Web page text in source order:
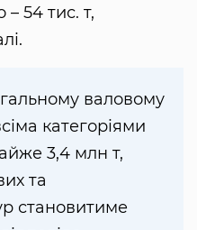
– 54 тис. т,
валовому
категоріями
3,4 млн т,
та
становитиме